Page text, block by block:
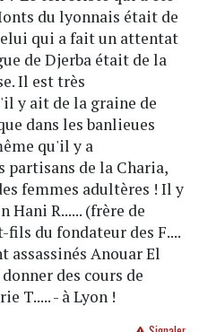
du lyonnais était de
qui a fait un attentat
de Djerba était de la
Il est très
y ait de la graine de
dans les banlieues
qu'il y a
partisans de la Charia,
femmes adultères ! Il y
Hani R...... (frère de
fils du fondateur des F....
assassinés Anouar El
des cours de
T..... - à Lyon !